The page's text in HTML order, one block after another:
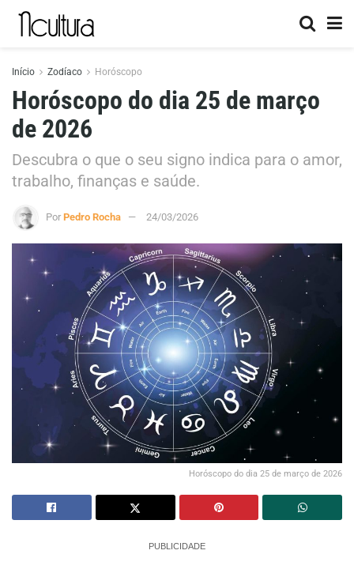
Início Zodíaco Horóscopo
Horóscopo do dia 25 de março
de 2026
Descubra o que o seu signo indica para o amor,
trabalho, finanças e saúde.
Por Pedro Rocha 24/03/2026
Horóscopo do dia 25 de março de 2026
PUBLICIDADE